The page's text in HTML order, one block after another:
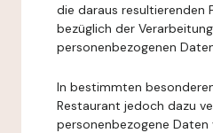
die daraus resultierenden
bezüglich der
personenbezogenen
In bestimmten
Restaurant jedoch dazu
personenbezogene Daten